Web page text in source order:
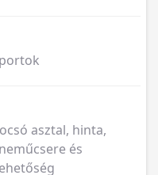
asztal, hinta,
és